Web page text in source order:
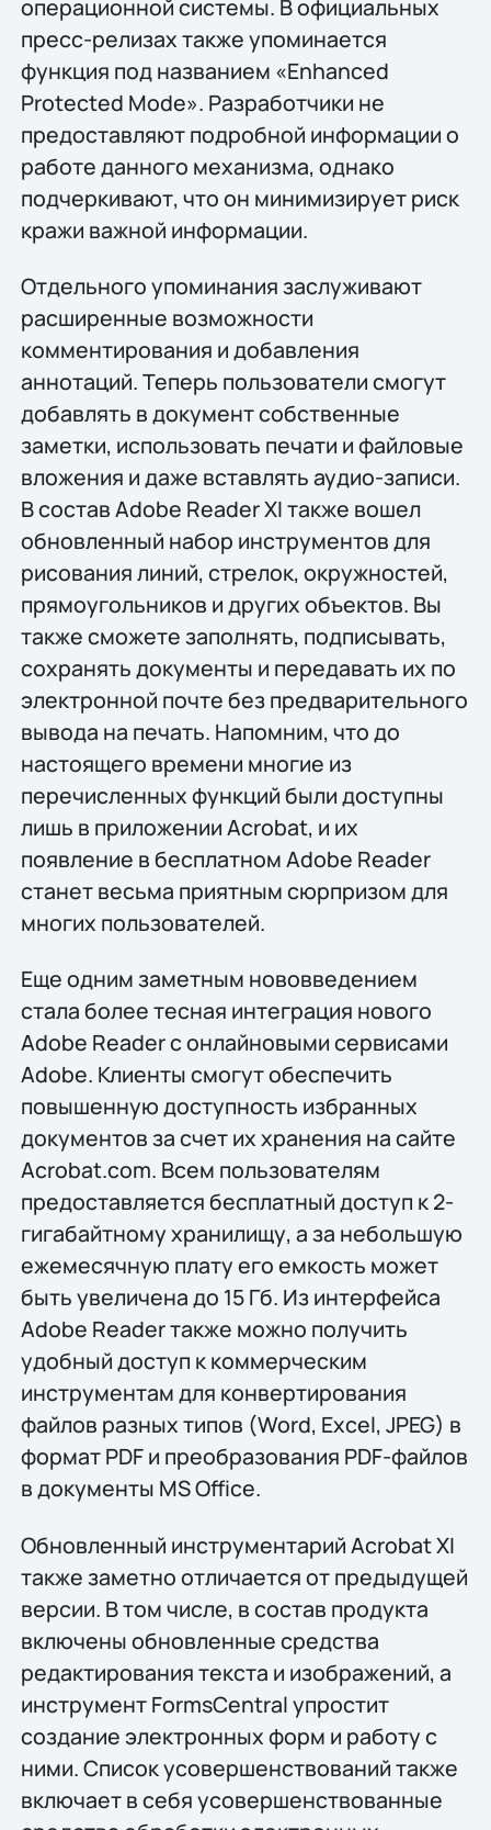
операционной системы. В официальных
пресс-релизах также упоминается
функция под названием «Enhanced
Protected Mode». Разработчики не
предоставляют подробной информации о
работе данного механизма, однако
подчеркивают, что он минимизирует риск
кражи важной информации.
Отдельного упоминания заслуживают
расширенные возможности
комментирования и добавления
аннотаций. Теперь пользователи смогут
добавлять в документ собственные
заметки, использовать печати и файловые
вложения и даже вставлять аудио-записи.
В состав Adobe Reader XI также вошел
обновленный набор инструментов для
рисования линий, стрелок, окружностей,
прямоугольников и других объектов. Вы
также сможете заполнять, подписывать,
сохранять документы и передавать их по
электронной почте без предварительного
вывода на печать. Напомним, что до
настоящего времени многие из
перечисленных функций были доступны
лишь в приложении Acrobat, и их
появление в бесплатном Adobe Reader
станет весьма приятным сюрпризом для
многих пользователей.
Еще одним заметным нововведением
стала более тесная интеграция нового
Adobe Reader с онлайновыми сервисами
Adobe. Клиенты смогут обеспечить
повышенную доступность избранных
документов за счет их хранения на сайте
Acrobat.com. Всем пользователям
предоставляется бесплатный доступ к 2-
гигабайтному хранилищу, а за небольшую
ежемесячную плату его емкость может
быть увеличена до 15 Гб. Из интерфейса
Adobe Reader также можно получить
удобный доступ к коммерческим
инструментам для конвертирования
файлов разных типов (Word, Excel, JPEG) в
формат PDF и преобразования PDF-файлов
в документы MS Office.
Обновленный инструментарий Acrobat XI
также заметно отличается от предыдущей
версии. В том числе, в состав продукта
включены обновленные средства
редактирования текста и изображений, а
инструмент FormsCentral упростит
создание электронных форм и работу с
ними. Список усовершенствований также
включает в себя усовершенствованные